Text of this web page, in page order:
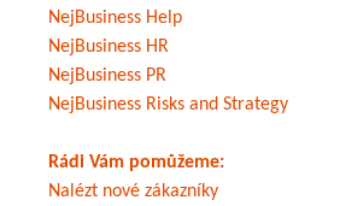
NejBusiness Help
NejBusiness HR
NejBusiness PR
NejBusiness Risks and Strategy
Rádi Vám pomůžeme:
Nalézt nové zákazníky